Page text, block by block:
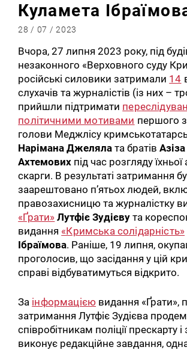
Куламета
28 / 07 / 2023
Вчора, 27 липня 2023 року, під
незаконного «Верховного суду
російські силовики затримали 14
слухачів та журналістів (із них –
прийшли підтримати
політичними мотивами першого
голови Меджлісу
Нарімана Джеляла та братівАзіза
Ахтемових під час розгляду їхньої
скарги. В результаті затримання
заарештовано п’ятьох людей,
правозахисницю та журналістку
«Ґрати» Лутфіє Зудієву та
видання «Кримська солідарність»
Ібраїмова. Раніше, 19 липня,
проголосив, що засідання у цій
справі відбуватимуться відкрито.
За інформацією видання «Ґрати»,
затримання Лутфіє Зудієва
співробітникам поліції прескарту
виконує редакційне завдання,